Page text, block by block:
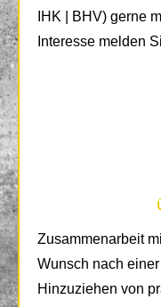
IHK | BHV) gerne
Interesse melden
Zusammenarbeit
Wunsch nach
Hinzuziehen von